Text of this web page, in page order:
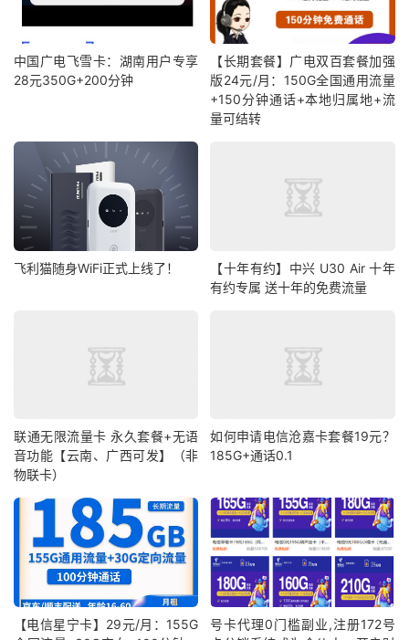
中国广电飞雪卡：湖南用户专享
28元350G+200分钟
【长期套餐】广电双百套餐加强
版24元/月：150G全国通用流量
+150分钟通话+本地归属地+流
量可结转
飞利猫随身WiFi正式上线了！
【十年有约】中兴 U30 Air 十年
有约专属 送十年的免费流量
联通无限流量卡 永久套餐+无语
音功能【云南、广西可发】（非
物联卡）
如何申请电信沧嘉卡套餐19元？
185G+通话0.1
【电信星宁卡】29元/月：155G
号卡代理0门槛副业,注册172号